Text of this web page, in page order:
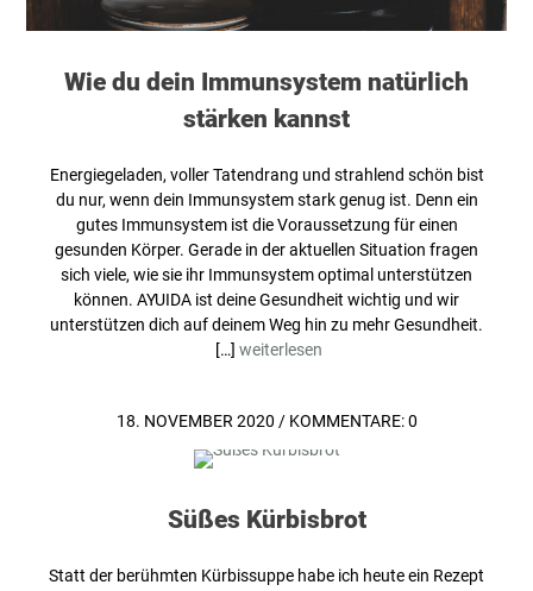
Wie du dein Immunsystem natürlich
stärken kannst
Energiegeladen, voller Tatendrang und strahlend schön bist
du nur, wenn dein Immunsystem stark genug ist. Denn ein
gutes Immunsystem ist die Voraussetzung für einen
gesunden Körper. Gerade in der aktuellen Situation fragen
sich viele, wie sie ihr Immunsystem optimal unterstützen
können. AYUIDA ist deine Gesundheit wichtig und wir
unterstützen dich auf deinem Weg hin zu mehr Gesundheit.
[…] weiterlesen
18. NOVEMBER 2020 /KOMMENTARE: 0
Süßes Kürbisbrot
Statt der berühmten Kürbissuppe habe ich heute ein Rezept